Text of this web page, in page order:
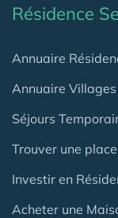
Résidence
Annuaire
Annuaire
Séjours
Trouver une
Investir en
Acheter une